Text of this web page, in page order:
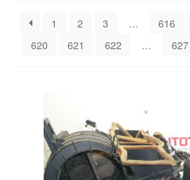
Panier
Procédure de Réclamation
Termes et conditions
1 2 3 … 616
620
621 622 … 627